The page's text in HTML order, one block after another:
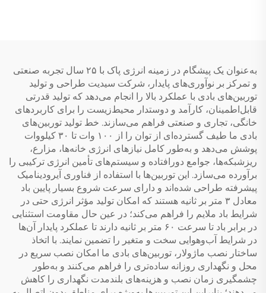
به‌عنوان یک پیشگام در زمینه انرژی پاک با ۲۵ سال تجربه صنعتی
و تمرکز بر نوآوری‌های پایدار، شرکت سیدیت طراحی و تولید
توربین‌های بادی با عملکرد بالا را انجام می‌دهد که تولید قدرتی
قابل‌اطمینان، کارآمد و دوستدار محیط‌زیست را برای کاربردهای
خانگی، تجاری و صنعتی فراهم می‌سازند. خط تولید توربین‌های
بادی ما طیف گسترده‌ای از توان را از ۱۰۰ وات تا ۳۰ کیلووات
پوشش می‌دهد و به‌طور کامل نیازهای انرژی خانه‌ها، مزارع،
ریزشبکه‌ها، جوامع دورافتاده و سیستم‌های تأمین انرژی ترکیبی را
برآورده می‌سازد. این توربین‌ها با استفاده از فناوری آیرودینامیک
پیشرفته طراحی شده‌اند و دارای سرعت شروع بسیار پایین باد
معادل ۳ متر بر ثانیه هستند که امکان تولید مؤثر انرژی حتی در
شرایط باد ملایم را فراهم می‌کند؛ در عین حال مقاومت استثنایی
در برابر باد تا سرعت ۶۰ متر بر ثانیه دارند تا عملکرد پایدار آن‌ها
در شرایط آب‌وهوایی سخت و متغیر را تضمین نمایند. با اتخاذ
ساختار نصب ماژولار، توربین‌های بادی ما امکان نصب سریع در
محل و نگهداری روزانه ساده‌تری را فراهم می‌کنند و به‌طور
چشمگیری زمان نصب و هزینه‌های بلندمدت نگهداری را کاهش